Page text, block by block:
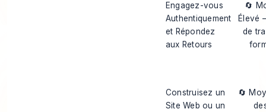
Engagez-vous
Authentiquement
et Répondez
aux Retours
🔄
Élevé
de
Construisez un
Site Web ou un
🔄